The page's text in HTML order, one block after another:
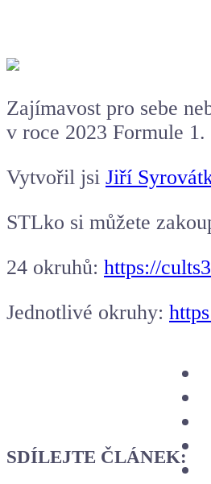
Zajímavost pro sebe
v roce 2023 Formule 1.
Vytvořil jsi Jiří
STLko si můžete
24 okruhů: https://
Jednotlivé okruhy:
SDÍLEJTE ČLÁNEK: